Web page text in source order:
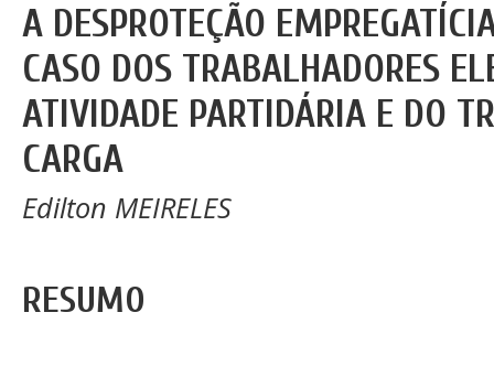
A DESPROTEÇÃO
CASO DOS TRABALHADORES
ATIVIDADE PARTIDÁRIA E DO
CARGA
Edilton MEIRELES
RESUMO